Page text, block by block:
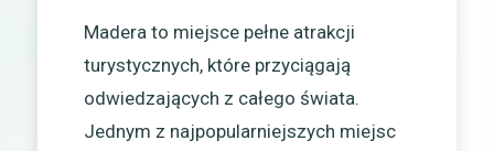
Madera to miejsce pełne atrakcji
turystycznych, które przyciągają
odwiedzających z całego świata.
Jednym z najpopularniejszych miejsc